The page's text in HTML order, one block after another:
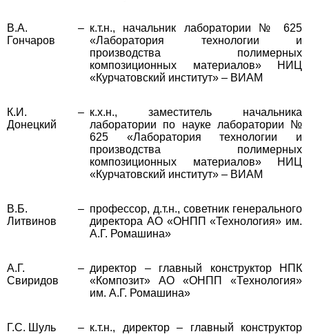
В.А.
Гончаров
– к.т.н., начальник лаборатории № 625
«Лаборатория технологии и
производства полимерных
композиционных материалов» НИЦ
«Курчатовский институт» – ВИАМ
К.И.
Донецкий
– к.х.н., заместитель начальника
лаборатории по науке лаборатории №
625 «Лаборатория технологии и
производства полимерных
композиционных материалов» НИЦ
«Курчатовский институт» – ВИАМ
В.Б.
Литвинов
– профессор, д.т.н., советник генерального
директора АО «ОНПП «Технология» им.
А.Г. Ромашина»
А.Г.
Свиридов
– директор – главный конструктор НПК
«Композит» АО «ОНПП «Технология»
им. А.Г. Ромашина»
Г.С. Шуль – к.т.н., директор – главный конструктор